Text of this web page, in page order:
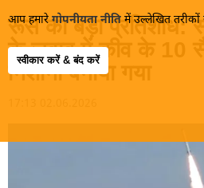
आप हमारे गोपनीयता नीति में उल्लेखित
स्वीकार करें & बंद करें
रूस का बड़ा प्रतिशोध:
के जवाब में कीव के 10
निशाना बनाया गया